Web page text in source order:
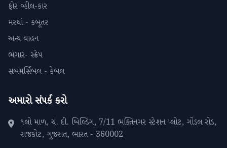
ફોર વ્હીલ-કાર
મરઘાં - કબૂતર
અન્ય વાહન
ભંગાર- સ્ક્રેપ
સબમર્સિબલ - કેબલ
અમારો સંપર્ક કરો
૧લો માળ, ચં. દી. બિલ્ડિંગ, 7/11 ભક્તિનગર સ્ટેશન પ્લોટ, ગોંડલ રોડ,
રાજકોટ, ગુજરાત, ભારત - 360002